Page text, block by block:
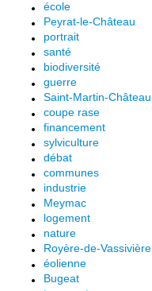
école
Peyrat-le-Château
portrait
santé
biodiversité
guerre
Saint-Martin-Château
coupe rase
financement
sylviculture
débat
communes
industrie
Meymac
logement
nature
Royère-de-Vassivière
éolienne
Bugeat